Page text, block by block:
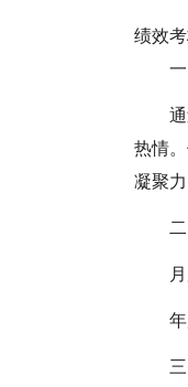
绩效
热情
凝聚力